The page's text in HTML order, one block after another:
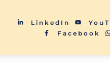
LinkedIn
Facebook